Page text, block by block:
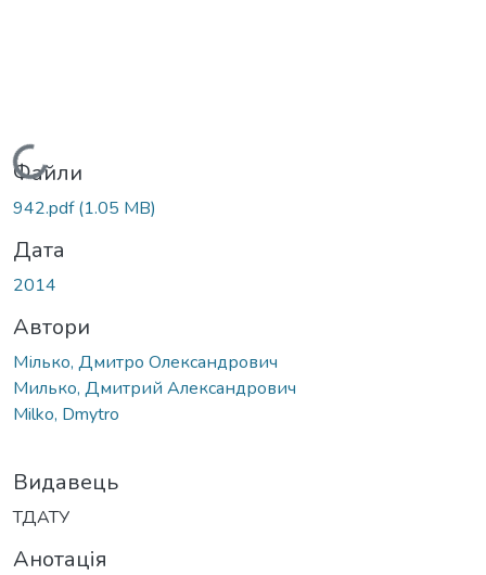
Вантажиться...
Файли
942.pdf(1.05 MB)
Дата
2014
Автори
Мілько, Дмитро Олександрович
Милько, Дмитрий Александрович
Milko, Dmytro
Видавець
ТДАТУ
Анотація